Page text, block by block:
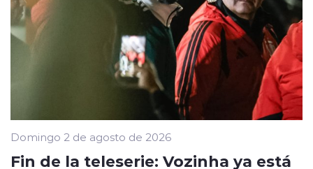
Domingo 2 de agosto de 2026
Fin de la teleserie: Vozinha ya está